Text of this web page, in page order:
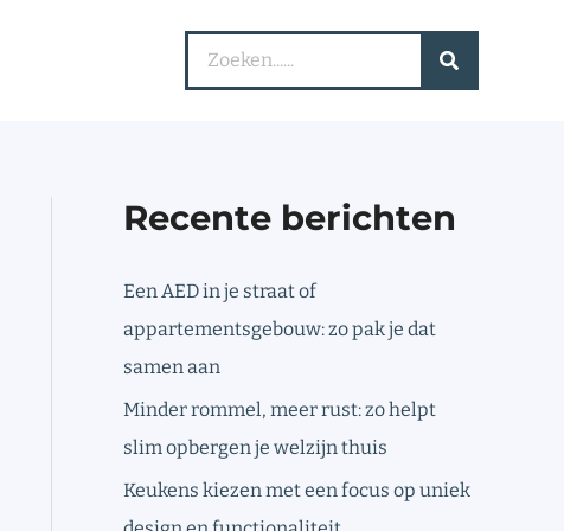
for:
Recente berichten
Een AED in je straat of
appartementsgebouw: zo pak je dat
samen aan
Minder rommel, meer rust: zo helpt
slim opbergen je welzijn thuis
Keukens kiezen met een focus op uniek